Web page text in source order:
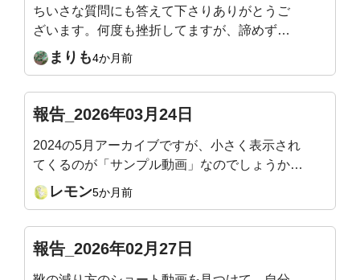
日も楽しみです。どうぞよろしくお願いいたし
ます🙇
ちいさな質問にも答えて下さりありがとうご
ざいます。何度も挫折してますが、諦めず自
分と向き合っています。お人柄もお手本です
🍀
まりも4か月前
報告_2026年03月24日
2024の5月アーカイブですが、小さく表示され
てくるのが「サンプル動画」なのでしょうか？
最近、アーカイブをBGM？のように、よく見
（聴い）ています。あぁそういうことか、、後
間を楽しんでいます。
レモン5か月前
報告_2026年02月27日